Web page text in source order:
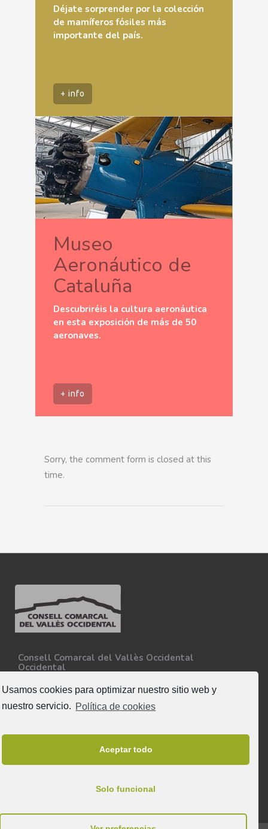
Usamos cookies para optimizar nuestro sitio web y
nuestro servicio. Política de cookies
Aceptar todo
Solo funcional
Déjate sorprender por la colección
de mamíferos fósiles más
importante del país.
+ info
Museo
Aeronáutico de
Cataluña
Descubriréis la cultura aeronáutica
en esta exposición de más de 50
aeronaves.
+ info
Sorry, the comment form is closed at this
time.
Consell Comarcal del Vallès Occidental
Occidental
08227 - Terrassa
Tel. 93 727 35 34